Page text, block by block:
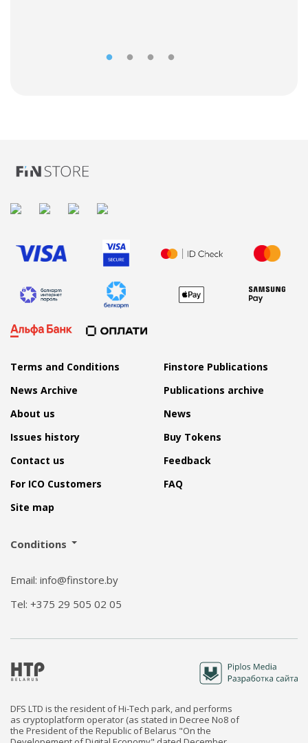
Terms and Conditions
Finstore Publications
News Archive
Publications archive
About us
News
Issues history
Buy Tokens
Contact us
Feedback
For ICO Customers
FAQ
Site map
Conditions
Email: info@finstore.by
Tel: +375 29 505 02 05
DFS LTD is the resident of Hi-Tech park, and performs
as cryptoplatform operator (as stated in Decree No8 of
the President of the Republic of Belarus "On the